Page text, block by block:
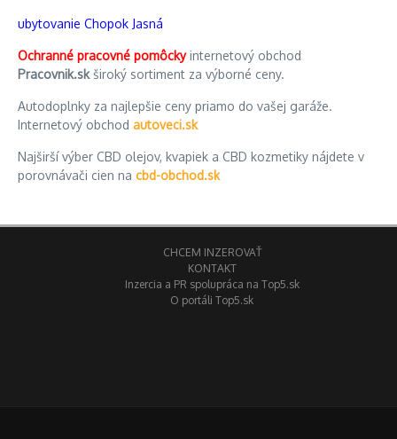
ubytovanie Chopok Jasná
Ochranné pracovné pomôckyinternetový obchod
Pracovnik.skširoký sortiment za výborné ceny.
Autodoplnky za najlepšie ceny priamo do vašej garáže.
Internetový obchod autoveci.sk
Najširší výber CBD olejov, kvapiek a CBD kozmetiky nájdete v
porovnávači cien na cbd-obchod.sk
CHCEM INZEROVAŤ
KONTAKT
Inzercia a PR spolupráca na Top5.sk
O portáli Top5.sk